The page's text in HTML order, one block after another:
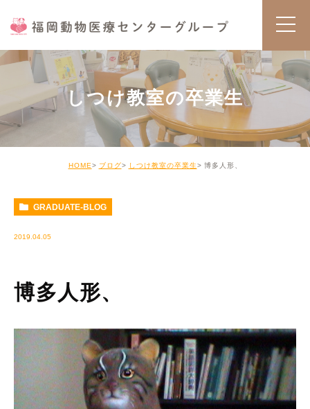
しつけ教室の卒業生
HOME ブログ しつけ教室の卒業生 博多人形、
GRADUATE-BLOG
2019.04.05
博多人形、